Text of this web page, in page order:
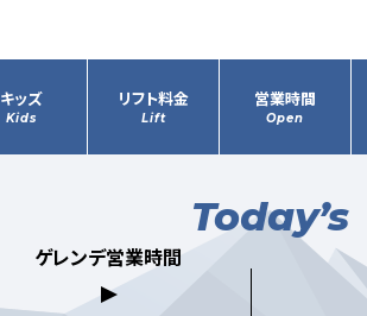
キッズ
Kids
リフト料金
Lift
営業時間
Open
Today’s
ゲレンデ営業時間